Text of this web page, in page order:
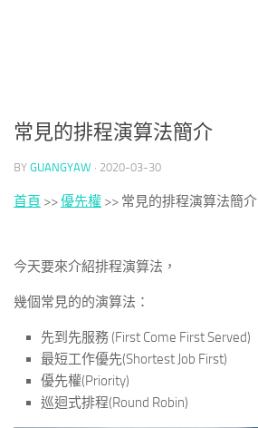
常見的排程演算法簡介
BY GUANGYAW · 2020-03-30
首頁 >>優先權 >> 常見的排程演算法簡介
今天要來介紹排程演算法，
幾個常見的的演算法：
先到先服務 (First Come First Served)
最短工作優先(Shortest Job First)
優先權(Priority)
巡迴式排程(Round Robin)